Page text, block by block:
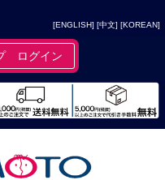
[ENGLISH] [中文] [KOREAN]
ログイン